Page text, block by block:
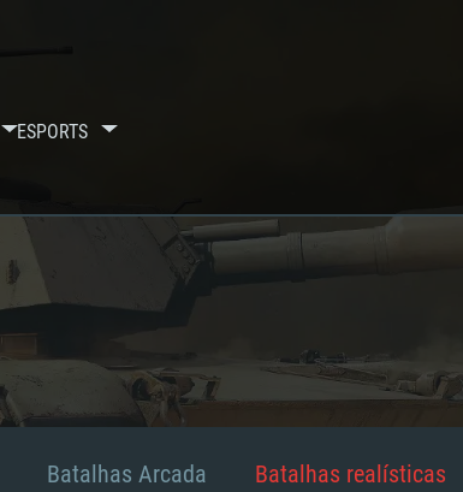
ESPORTS
Batalhas Arcada Batalhas realísticas